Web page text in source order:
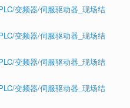
变频器/伺服驱动器_现场结
变频器/伺服驱动器_现场结
变频器/伺服驱动器_现场结
变频器/伺服驱动器_现场结